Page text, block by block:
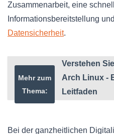
Zusammenarbeit, eine
Informationsbereitstellung
Datensicherheit.
Mehr zum
Thema:
Verstehen
Arch Linux -
Leitfaden
Bei der ganzheitlichen